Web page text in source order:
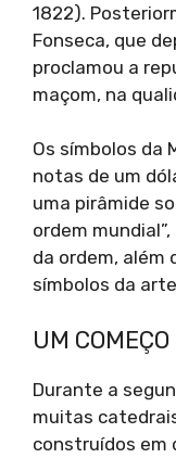
1822).
Fonseca, que
proclamou a
maçom, na
Os símbolos da
notas de um
uma pirâmide
ordem
da ordem, além
símbolos da
UM
Durante a
muitas
construídos em